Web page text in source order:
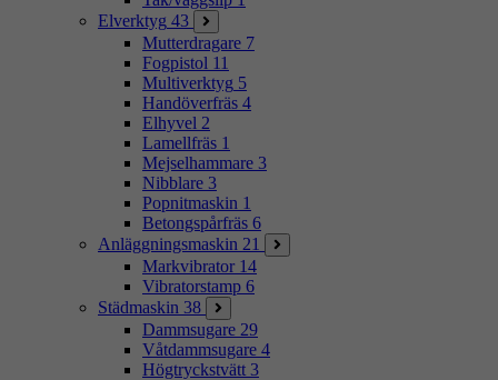
Elverktyg 43
Mutterdragare 7
Fogpistol 11
Multiverktyg 5
Handöverfräs 4
Elhyvel 2
Lamellfräs 1
Mejselhammare 3
Nibblare 3
Popnitmaskin 1
Betongspårfräs 6
Anläggningsmaskin 21
Markvibrator 14
Vibratorstamp 6
Städmaskin 38
Dammsugare 29
Våtdammsugare 4
Högtryckstvätt 3